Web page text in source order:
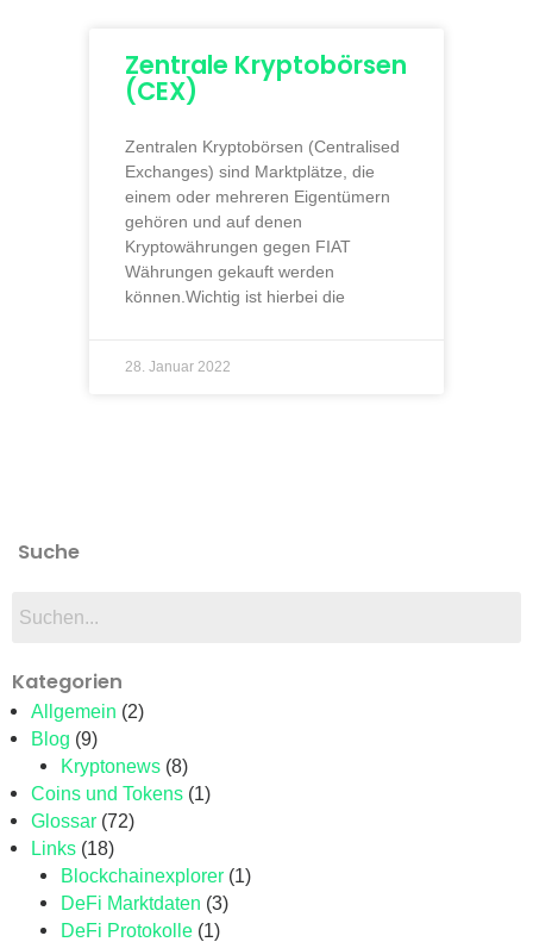
Zentrale Kryptobörsen
(CEX)
Zentralen Kryptobörsen (Centralised
Exchanges) sind Marktplätze, die
einem oder mehreren Eigentümern
gehören und auf denen
Kryptowährungen gegen FIAT
Währungen gekauft werden
können.Wichtig ist hierbei die
28. Januar 2022
Suche
Kategorien
Allgemein (2)
Blog (9)
Kryptonews (8)
Coins und Tokens (1)
Glossar (72)
Links (18)
Blockchainexplorer (1)
DeFi Marktdaten (3)
DeFi Protokolle (1)